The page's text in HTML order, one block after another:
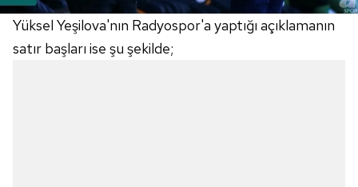
Yüksel Yeşilova'nın Radyospor'a yaptığı açıklamanın
satır başları ise şu şekilde;